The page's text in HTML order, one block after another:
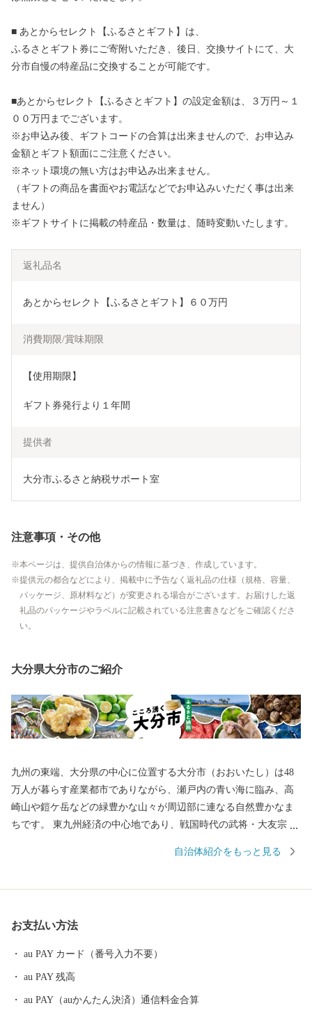
■ あとからセレクト【ふるさとギフト】は、
ふるさとギフト券にご寄附いただき、後日、交換サイトにて、大
分市自慢の特産品に交換することが可能です。
■あとからセレクト【ふるさとギフト】の設定金額は、３万円～１
００万円までございます。
※お申込み後、ギフトコードの合算は出来ませんので、お申込み
金額とギフト額面にご注意ください。
※ネット環境の無い方はお申込み出来ません。
（ギフトの商品を書面やお電話などでお申込みいただく事は出来
ません）
※ギフトサイトに掲載の特産品・数量は、随時変動いたします。
返礼品名
あとからセレクト【ふるさとギフト】６０万円
消費期限/賞味期限
【使用期限】
ギフト券発行より１年間
提供者
大分市ふるさと納税サポート室
注意事項・その他
本ページは、提供自治体からの情報に基づき、作成しています。
提供元の都合などにより、掲載中に予告なく返礼品の仕様（規格、容量、
パッケージ、原材料など）が変更される場合がございます。お届けした返
礼品のパッケージやラベルに記載されている注意書きなどをご確認くださ
い。
大分県大分市のご紹介
九州の東端、大分県の中心に位置する大分市（おおいたし）は48
万人が暮らす産業都市でありながら、瀬戸内の青い海に臨み、高
崎山や鎧ケ岳などの緑豊かな山々が周辺部に連なる自然豊かなま
ちです。 東九州経済の中心地であり、戦国時代の武将・大友宗麟
発祥都市として繁栄し、高度成長期以降は工業を中心として幅広
な農畜産物、「大分ふぐ」「とり天」「大分銘菓ざびえる」「吉
野の鶏めし」など多彩な食資源に恵まれた自然と都市が共存する
をしていただいた方には、市のＰＲも兼ねて返礼品をお送りさせ
ていただきます。 【ご注意】 ・返礼品の送付は、大分市外にお住
自治体紹介をもっと見る
お支払い方法
au PAY カード（番号入力不要）
au PAY 残高
au PAY（auかんたん決済）通信料金合算